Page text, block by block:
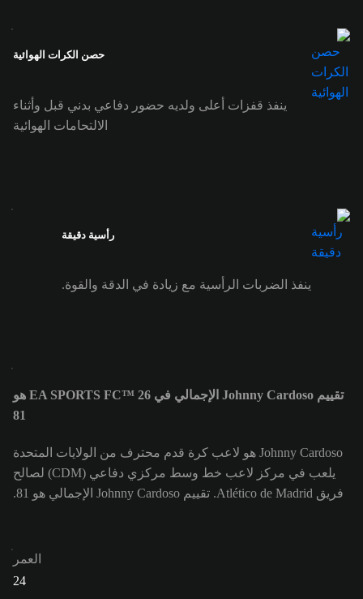
حصن الكرات الهوائية
ينفذ قفزات أعلى ولديه حضور دفاعي بدني قبل وأثناء
الالتحامات الهوائية
رأسية دقيقة
ينفذ الضربات الرأسية مع زيادة في الدقة والقوة.
تقييم Johnny Cardoso الإجمالي في EA SPORTS FC™ 26 هو
81
Johnny Cardoso هو لاعب كرة قدم محترف من الولايات المتحدة
يلعب في مركز لاعب خط وسط مركزي دفاعي (CDM) لصالح
فريق Atlético de Madrid. تقييم Johnny Cardoso الإجمالي هو 81.
العمر
24